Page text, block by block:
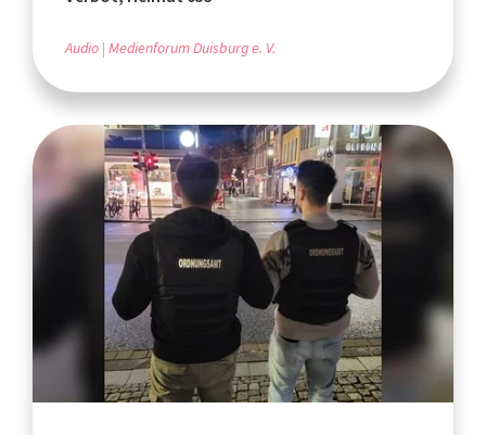
Audio Medienforum Duisburg e. V.